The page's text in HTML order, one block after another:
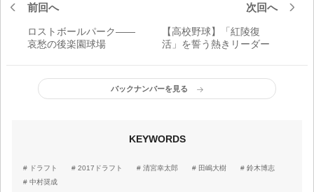
前回へ
ロストボールパーク――
哀愁の後楽園球場
次回へ
【高校野球】「紅陵復
活」を誓う熱きリーダー
バックナンバーを見る
KEYWORDS
ドラフト 2017ドラフト 清宮幸太郎 田嶋大樹
鈴木博志
中村奨成